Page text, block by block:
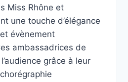
Miss Rhône et
une touche d’élégance
évènement
ambassadrices de
grâce à leur